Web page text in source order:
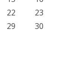
22
23
29
30